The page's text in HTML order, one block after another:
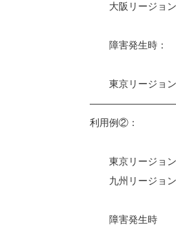
大阪リージョン
障害発生時：
東京リージョン
利用例②：
東京リージョン
九州リージョン
障害発生時